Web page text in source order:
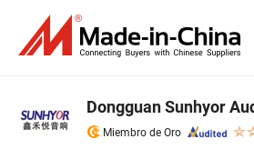
Dongguan Sunhyor
Miembro de Oro